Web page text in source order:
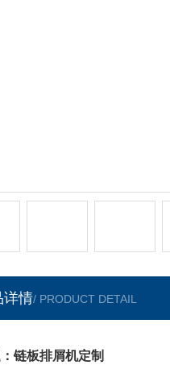
详情/ PRODUCT DETAIL
链板排屑机定制